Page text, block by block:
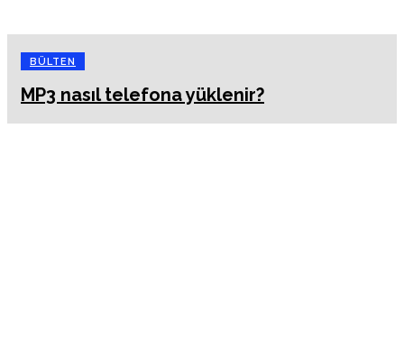
BÜLTEN
MP3 nasıl telefona yüklenir?